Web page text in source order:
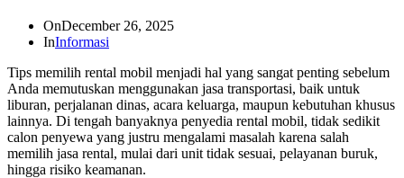
OnDecember 26, 2025
InInformasi
Tips memilih rental mobil menjadi hal yang sangat penting sebelum
Anda memutuskan menggunakan jasa transportasi, baik untuk
liburan, perjalanan dinas, acara keluarga, maupun kebutuhan khusus
lainnya. Di tengah banyaknya penyedia rental mobil, tidak sedikit
calon penyewa yang justru mengalami masalah karena salah
memilih jasa rental, mulai dari unit tidak sesuai, pelayanan buruk,
hingga risiko keamanan.